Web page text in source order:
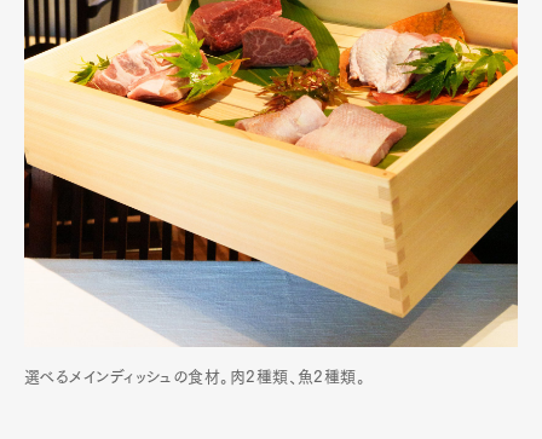
選べるメインディッシュの食材。肉2種類、魚2種類。